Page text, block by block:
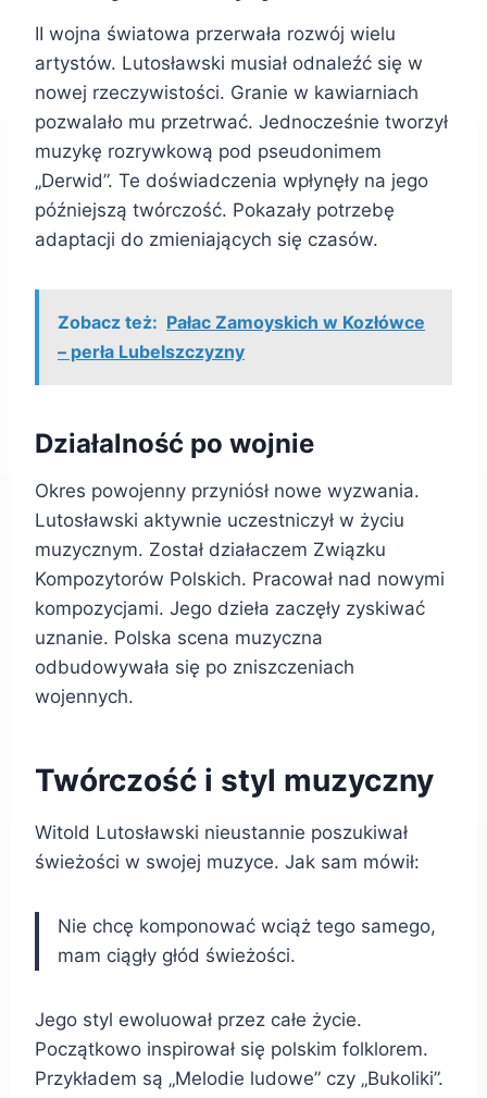
II wojna światowa przerwała rozwój wielu
artystów. Lutosławski musiał odnaleźć się w
nowej rzeczywistości. Granie w kawiarniach
pozwalało mu przetrwać. Jednocześnie tworzył
muzykę rozrywkową pod pseudonimem
„Derwid”. Te doświadczenia wpłynęły na jego
późniejszą twórczość. Pokazały potrzebę
adaptacji do zmieniających się czasów.
Zobacz też: Pałac Zamoyskich w Kozłówce
– perła Lubelszczyzny
Działalność po wojnie
Okres powojenny przyniósł nowe wyzwania.
Lutosławski aktywnie uczestniczył w życiu
muzycznym. Został działaczem Związku
Kompozytorów Polskich. Pracował nad nowymi
kompozycjami. Jego dzieła zaczęły zyskiwać
uznanie. Polska scena muzyczna
odbudowywała się po zniszczeniach
wojennych.
Twórczość i styl muzyczny
Witold Lutosławski nieustannie poszukiwał
świeżości w swojej muzyce. Jak sam mówił:
Nie chcę komponować wciąż tego samego,
mam ciągły głód świeżości.
Jego styl ewoluował przez całe życie.
Początkowo inspirował się polskim folklorem.
Przykładem są „Melodie ludowe” czy „Bukoliki”.